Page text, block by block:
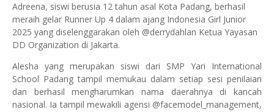
Adreena, siswi berusia 12 tahun asal Kota Padang, berhasil
meraih gelar Runner Up 4 dalam ajang Indonesia Girl Junior
2025 yang diselenggarakan oleh @derrydahlan Ketua Yayasan
DD Organization di Jakarta.
Alesha yang merupakan siswi dari SMP Yari International
School Padang tampil memukau dalam setiap sesi penilaian
dan berhasil mengharumkan nama daerahnya di kancah
nasional. Ia tampil mewakili agensi @facemodel_management,